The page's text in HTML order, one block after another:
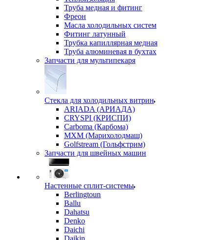
Труба медная и фитинг
Фреон
Масла холодильных систем
Фитинг латунный
Трубка капиллярная медная
Труба алюминевая в бухтах
Запчасти для мультипекаря
Стекла для холодильных витрин
ARIADA (АРИАДА)
CRYSPI (КРИСПИ)
Carboma (Карбома)
MXM (Марихолодмаш)
Golfstream (Гольфстрим)
Запчасти для швейных машин
Настенные сплит-системы
Berlingtoun
Ballu
Dahatsu
Denko
Daichi
Daikin